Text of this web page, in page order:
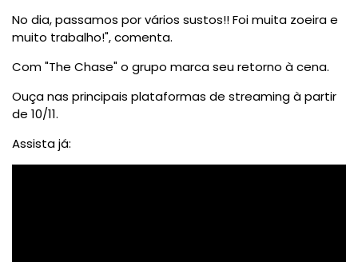
No dia, passamos por vários sustos!! Foi muita zoeira e
muito trabalho!", comenta.
Com "The Chase" o grupo marca seu retorno à cena.
Ouça nas principais plataformas de streaming à partir
de 10/11.
Assista já: